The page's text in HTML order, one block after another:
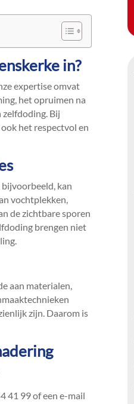
in?
expertise omvat
het opruimen na
Bij
het respectvol en
kan
vochtplekken,
de zichtbare sporen
brengen niet
aan materialen,
zijn.​ Daarom is
41 99 of een e-mail